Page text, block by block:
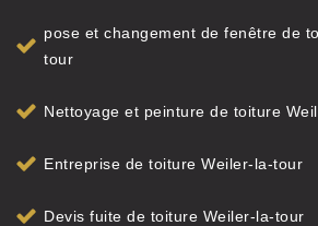
pose et changement de fenêtre de
tour
Nettoyage et peinture de toiture
Entreprise de toiture Weiler-la-tour
Devis fuite de toiture Weiler-la-tour